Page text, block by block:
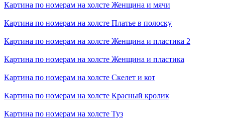
Картина по номерам на холсте Женщина и мячи
Картина по номерам на холсте Платье в полоску
Картина по номерам на холсте Женщина и пластика 2
Картина по номерам на холсте Женщина и пластика
Картина по номерам на холсте Скелет и кот
Картина по номерам на холсте Красный кролик
Картина по номерам на холсте Туз